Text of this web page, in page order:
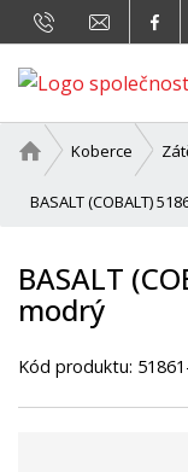
v
o
í
s
r
n
Koberce
BASALT (COBALT)
BASALT
modrý
Kód produktu: